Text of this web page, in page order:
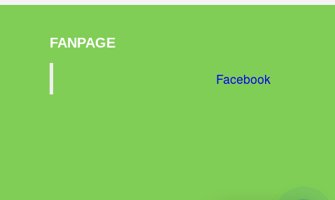
FANPAGE
Facebook